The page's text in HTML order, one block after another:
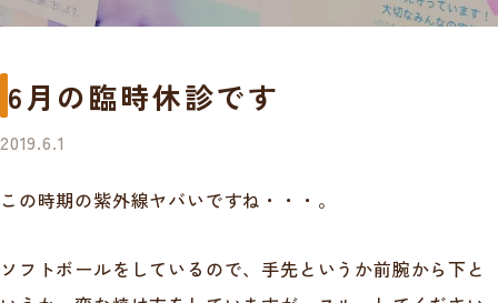
6月の臨時休診です
2019.6.1
この時期の紫外線ヤバいですね・・・。
ソフトボールをしているので、手先というか前腕から下と